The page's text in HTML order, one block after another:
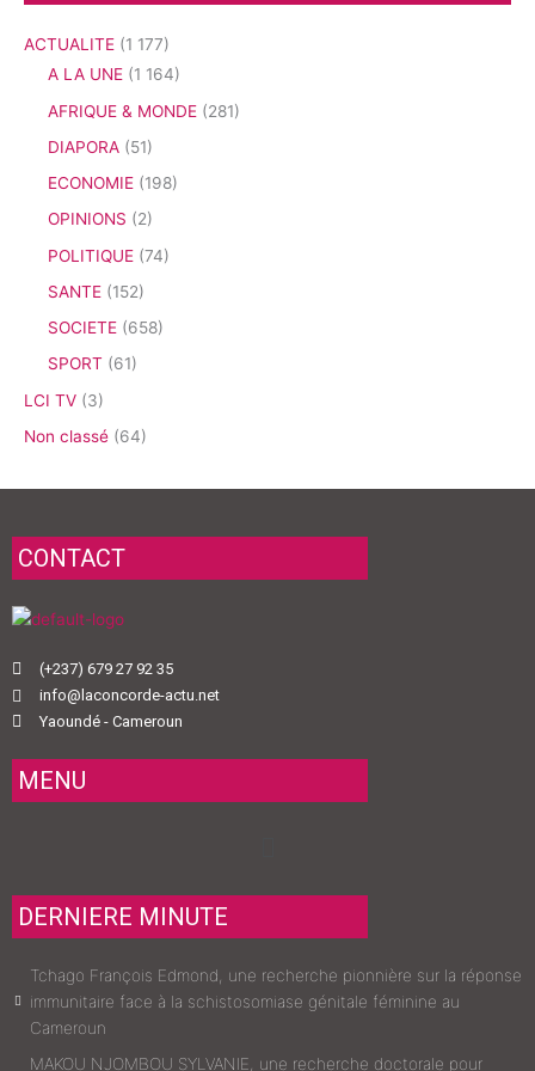
ACTUALITE (1 177)
A LA UNE (1 164)
AFRIQUE & MONDE (281)
DIAPORA (51)
ECONOMIE (198)
OPINIONS (2)
POLITIQUE (74)
SANTE (152)
SOCIETE (658)
SPORT (61)
LCI TV (3)
Non classé (64)
CONTACT
(+237) 679 27 92 35
info@laconcorde-actu.net
Yaoundé - Cameroun
MENU
DERNIERE MINUTE
Tchago François Edmond, une recherche pionnière sur la réponse
immunitaire face à la schistosomiase génitale féminine au
Cameroun
MAKOU NJOMBOU SYLVANIE, une recherche doctorale pour